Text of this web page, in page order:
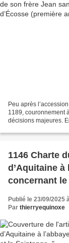
Peu après
1189, couronnement
décisions majeures.
1146 Charte
d’Aquitaine à
concernant
Publié le 23/09/2025
Par thierryequinoxe